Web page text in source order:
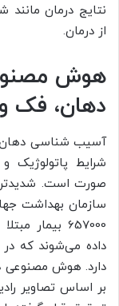
نتایج درمان
از درمان.
هوش
دهان، فک
شرایط
657000
بر اساس تصاویر